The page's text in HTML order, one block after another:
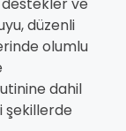
destekler ve
düzenli
olumlu
dahil
şekillerde